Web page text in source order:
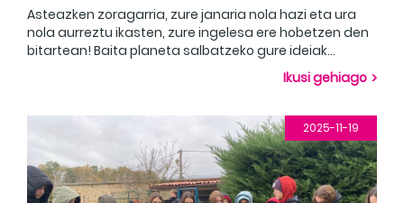
Asteazken zoragarria, zure janaria nola hazi eta ura
nola aurreztu ikasten, zure ingelesa ere hobetzen den
bitartean! Baita planeta salbatzeko gure ideiak
aurkezten ere. ¡Maravilloso miércoles, aprendiendo
cómo crecer tu comida y cómo ahorrar agua
presentando nuestras ideas para salvar el planeta.
Ikusi gehiago
2025-11-19